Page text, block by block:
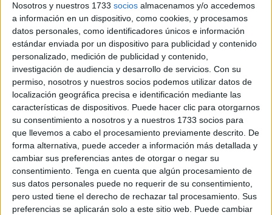
Nosotros y nuestros 1733 socios almacenamos y/o accedemos
a información en un dispositivo, como cookies, y procesamos
datos personales, como identificadores únicos e información
estándar enviada por un dispositivo para publicidad y contenido
personalizado, medición de publicidad y contenido,
investigación de audiencia y desarrollo de servicios. Con su
permiso, nosotros y nuestros socios podemos utilizar datos de
localización geográfica precisa e identificación mediante las
características de dispositivos. Puede hacer clic para otorgarnos
su consentimiento a nosotros y a nuestros 1733 socios para
que llevemos a cabo el procesamiento previamente descrito. De
forma alternativa, puede acceder a información más detallada y
cambiar sus preferencias antes de otorgar o negar su
consentimiento. Tenga en cuenta que algún procesamiento de
sus datos personales puede no requerir de su consentimiento,
pero usted tiene el derecho de rechazar tal procesamiento. Sus
preferencias se aplicarán solo a este sitio web. Puede cambiar
Inmaculada’en el Teatro Auditorio del Revellín de Ceuta.
Los pequeños,transformados en los protagonistas de
este programa, como Edurne, Manuel Turizo, David
Bisbal, Lola Índigo o Santi Millán, entre otros, han tomado
el escenario. Tampoco faltaban los cámaras, los
presentadores ni los regidores que indicaban al público
cuando tenían que aplaudir en esta versión tan especial de
este programa.
Y es que, cabe señalar que en todo momentohan tenido
muy presente a la virgen Inmaculada, a cuyo honor
están celebrando las fiestas patronales de este
colegio.